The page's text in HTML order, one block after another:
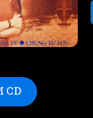
CD